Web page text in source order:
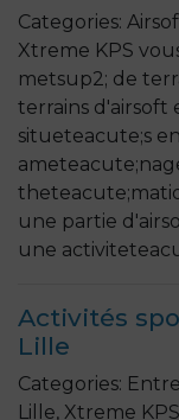
Categories:
Xtreme KPS
metsup2; de
terrains d'airsoft
situeteacute;s
une partie
une
Activités
Lille
Categories:
Lille, Xtreme